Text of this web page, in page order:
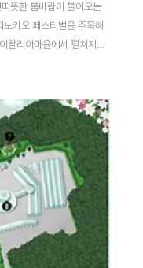
뜻한 봄바람이 불어오는
키오 페스티벌을 주목해
탈리아마을에서 펼쳐지는
릭터를 중심으로 한 다채
매년 수많은 방문객의 사랑
티벌 일정, 주요 프로그램,
즐기기 위한 모든 정보
함께 느낄 수 있는 가평 피